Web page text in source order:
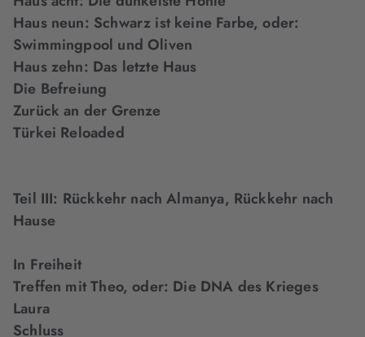
Haus neun: Schwarz ist keine Farbe, oder:
Swimmingpool und Oliven
Haus zehn: Das letzte Haus
Die Befreiung
Zurück an der Grenze
Türkei Reloaded
Teil III: Rückkehr nach Almanya, Rückkehr nach
Hause
In Freiheit
Treffen mit Theo, oder: Die DNA des Krieges
Laura
Schluss